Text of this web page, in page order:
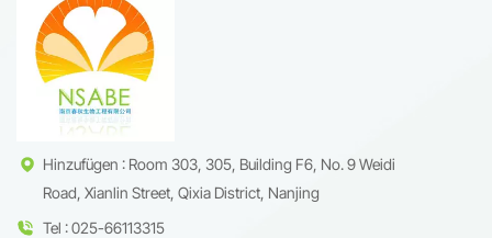
(Pankreas-/Basalzellkarzinom)
und Studien zur
Stammzelldifferenzierung
validiert.
Lieferkettenunterst&uuml;tzung,
um den vielf&auml;ltigen
Kundenanforderungen gerecht
Hinzufügen : Room 303, 305, Building F6, No. 9 Weidi
Road, Xianlin Street, Qixia District, Nanjing
Tel : 025-66113315